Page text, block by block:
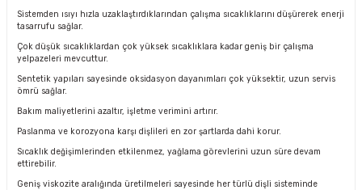
Sistemden ısıyı hızla uzaklaştırdıklarından çalışma sıcaklıklarını düşürerek enerji
tasarrufu sağlar.
Çok düşük sıcaklıklardan çok yüksek sıcaklıklara kadar geniş bir çalışma
yelpazeleri mevcuttur.
Sentetik yapıları sayesinde oksidasyon dayanımları çok yüksektir, uzun servis
ömrü sağlar.
Bakım maliyetlerini azaltır, işletme verimini artırır.
Paslanma ve korozyona karşı dişlileri en zor şartlarda dahi korur.
Sıcaklık değişimlerinden etkilenmez, yağlama görevlerini uzun süre devam
ettirebilir.
Geniş viskozite aralığında üretilmeleri sayesinde her türlü dişli sisteminde